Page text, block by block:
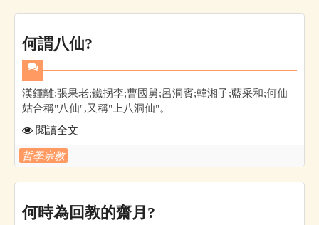
何謂八仙?
漢鍾離;張果老;鐵拐李;曹國舅;呂洞賓;韓湘子;藍采和;何仙
姑合稱"八仙",又稱"上八洞仙"。
閱讀全文
哲學宗教
何時為回教的齋月?